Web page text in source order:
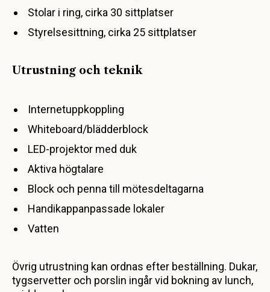
Stolar i ring, cirka 30 sittplatser
Styrelsesittning, cirka 25 sittplatser
Utrustning och teknik
Internetuppkoppling
Whiteboard/blädderblock
LED-projektor med duk
Aktiva högtalare
Block och penna till mötesdeltagarna
Handikappanpassade lokaler
Vatten
Övrig utrustning kan ordnas efter beställning. Dukar,
tygservetter och porslin ingår vid bokning av lunch,